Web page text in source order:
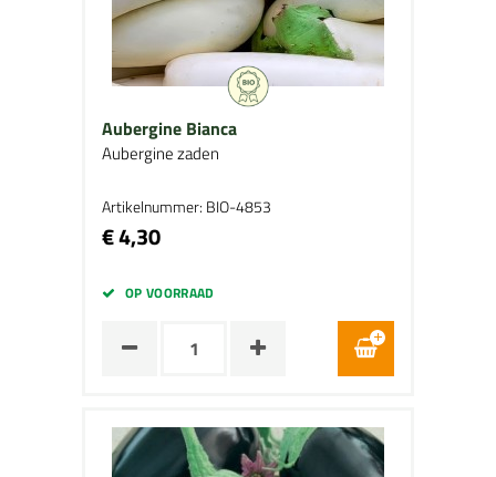
Aubergine Bianca
Aubergine zaden
Artikelnummer: BIO-4853
€ 4,30
OP VOORRAAD